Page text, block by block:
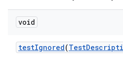
void
testIgnored(Test